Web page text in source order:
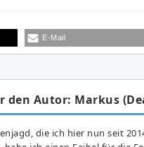
E-Mail
den Autor: Markus
die ich hier nun seit